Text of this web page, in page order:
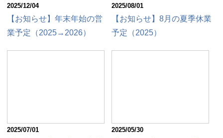
2025/12/04
【お知らせ】年末年始の営
業予定（2025→2026）
2025/08/01
【お知らせ】8月の夏季休業
予定（2025）
2025/07/01 2025/05/30